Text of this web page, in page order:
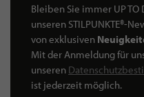
Bleiben Sie immer UP TO
unseren STILPUNKTE®-
von exklusiven
Mit der Anmeldung für
unseren
ist jederzeit möglich.